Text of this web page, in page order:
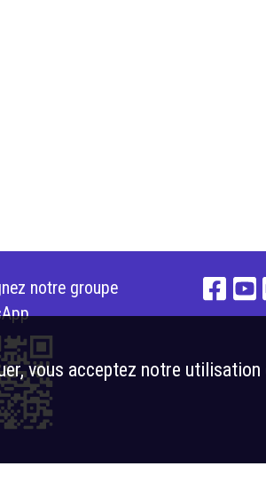
notre groupe
vous acceptez notre utilisation